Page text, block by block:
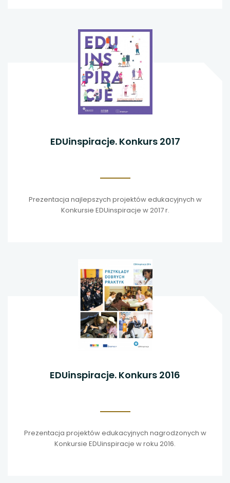
EDUinspiracje. Konkurs 2017
Prezentacja najlepszych projektów edukacyjnych w
Konkursie EDUinspiracje w 2017 r.
EDUinspiracje. Konkurs 2016
Prezentacja projektów edukacyjnych nagrodzonych w
Konkursie EDUinspiracje w roku 2016.